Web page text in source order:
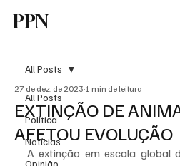
PPN
All Posts
Política
Notícias
Opinião
All Posts
EXTINÇÃO DE
AFETOU EVOLUÇÃO
27 de dez. de 2023 1 min de leitura
A extinção em escala global